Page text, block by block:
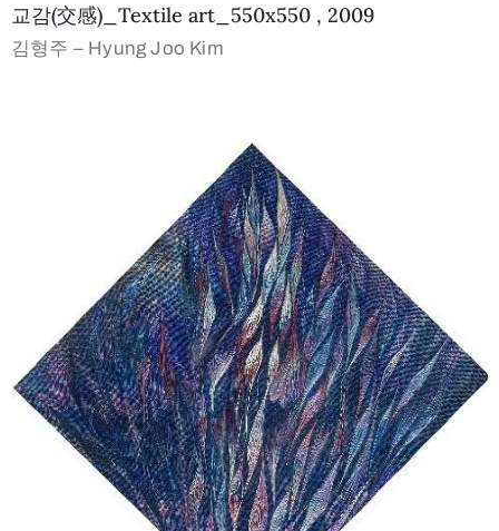
교감(交感)_Textile art_550x550 , 2009
김형주 – Hyung Joo Kim